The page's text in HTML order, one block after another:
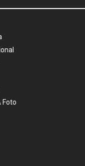
Foto